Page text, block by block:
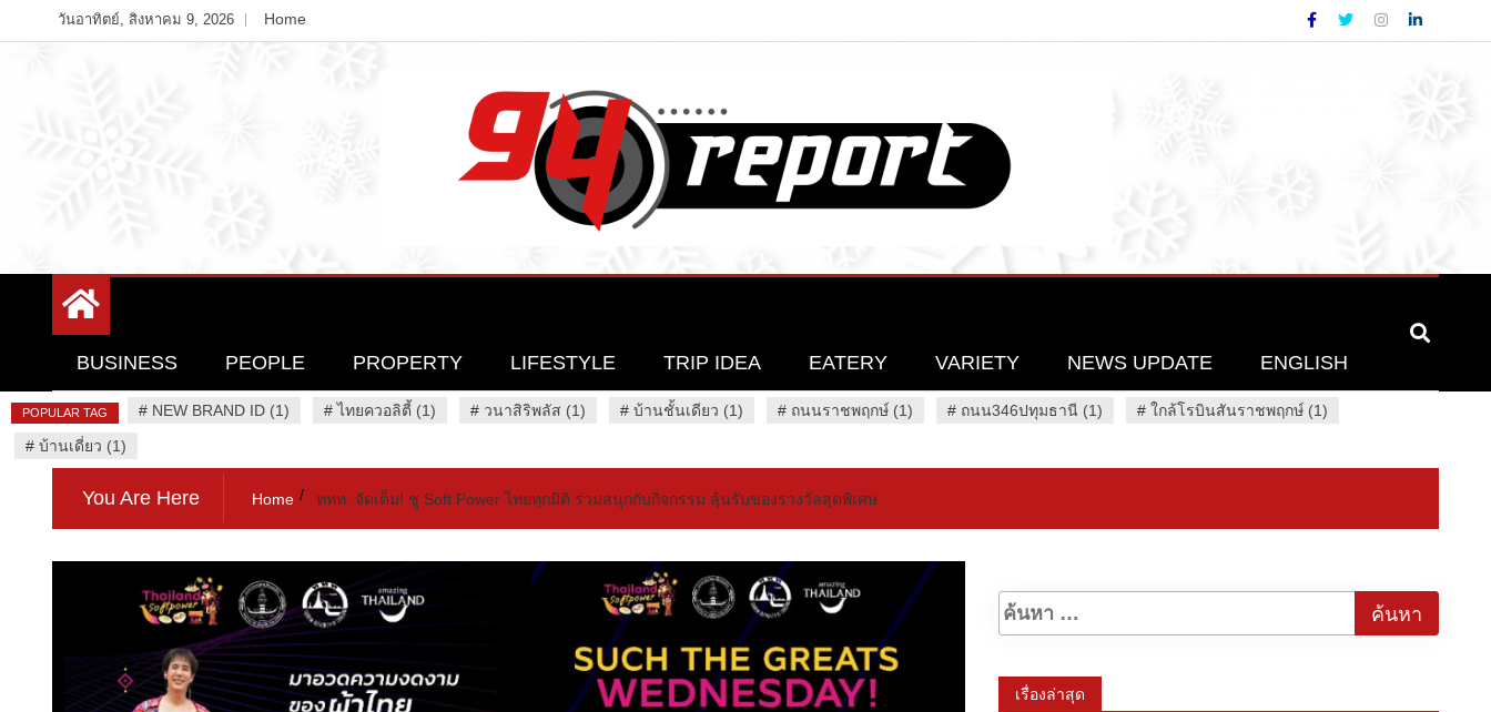
to
วันอาทิตย์, สิงหาคม 9, 2026 Home
94 Report.com
BUSINESS PEOPLE PROPERTY LIFESTYLE TRIP IDEA EATERY VARIETY NEWS UPDATE ENGLISH
POPULAR TAG # NEW BRAND ID (1) #ไทยควอลิตี้ (1) # วนาสิริพลัส (1) # บ้านชั้นเดียว (1) # ถนนราชพฤกษ์ (1) # ถนน346ปทุมธานี (1) # ใกล้โรบินสันราชพฤกษ์ (1)
# บ้านเดี่ยว (1)
You Are Here Home ททท. จัดเต็ม! ชู Soft Power ไทยทุกมิติ ร่วมสนุกกับกิจกรรม ลุ้นรับของรางวัลสุดพิเศษ
เรื่องล่าสุด